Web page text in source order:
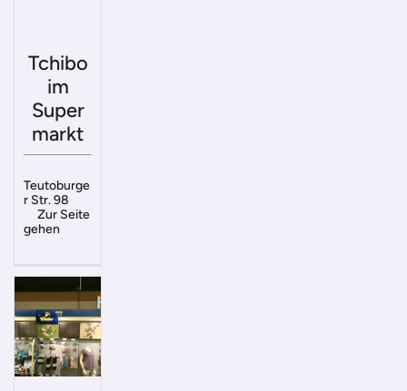
Tchibo
im
Super
markt
Teutoburge
r Str. 98
Zur Seite
gehen